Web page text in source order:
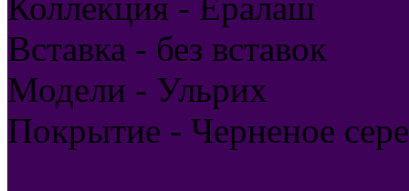
Вставка - без вставок
Модели - Ульрих
Покрытие - Черненое